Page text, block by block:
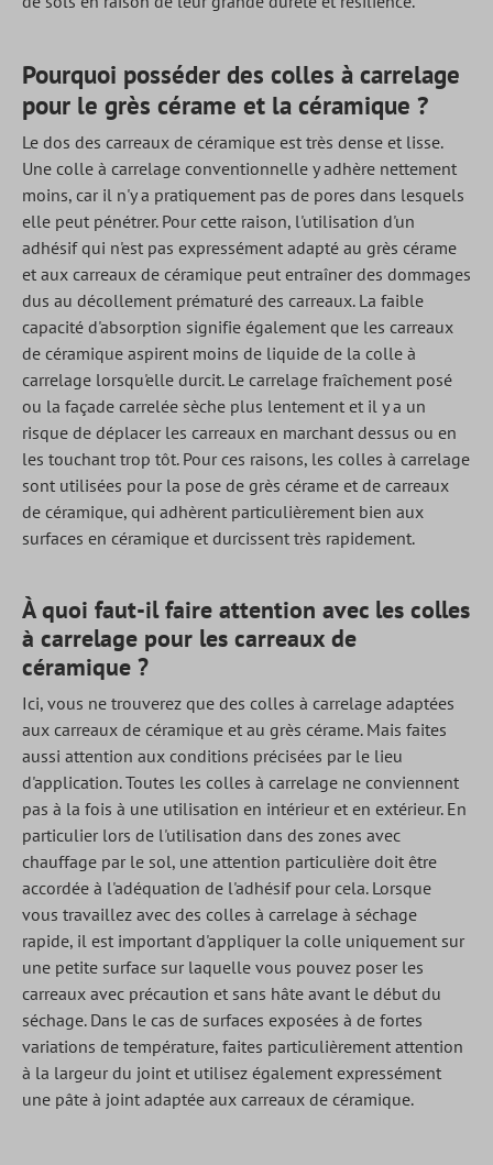
Pourquoi posséder des colles à carrelage
pour le grès cérame et la céramique ?
Le dos des carreaux de céramique est très dense et lisse.
Une colle à carrelage conventionnelle y adhère nettement
moins, car il n'y a pratiquement pas de pores dans lesquels
elle peut pénétrer. Pour cette raison, l'utilisation d'un
adhésif qui n'est pas expressément adapté au grès cérame
et aux carreaux de céramique peut entraîner des dommages
dus au décollement prématuré des carreaux. La faible
capacité d'absorption signifie également que les carreaux
de céramique aspirent moins de liquide de la colle à
carrelage lorsqu'elle durcit. Le carrelage fraîchement posé
ou la façade carrelée sèche plus lentement et il y a un
risque de déplacer les carreaux en marchant dessus ou en
les touchant trop tôt. Pour ces raisons, les colles à carrelage
sont utilisées pour la pose de grès cérame et de carreaux
de céramique, qui adhèrent particulièrement bien aux
surfaces en céramique et durcissent très rapidement.
À quoi faut-il faire attention avec les colles
à carrelage pour les carreaux de
céramique ?
Ici, vous ne trouverez que des colles à carrelage adaptées
aux carreaux de céramique et au grès cérame. Mais faites
aussi attention aux conditions précisées par le lieu
d'application. Toutes les colles à carrelage ne conviennent
pas à la fois à une utilisation en intérieur et en extérieur. En
particulier lors de l'utilisation dans des zones avec
chauffage par le sol, une attention particulière doit être
accordée à l'adéquation de l'adhésif pour cela. Lorsque
vous travaillez avec des colles à carrelage à séchage
rapide, il est important d'appliquer la colle uniquement sur
une petite surface sur laquelle vous pouvez poser les
carreaux avec précaution et sans hâte avant le début du
séchage. Dans le cas de surfaces exposées à de fortes
variations de température, faites particulièrement attention
à la largeur du joint et utilisez également expressément
une pâte à joint adaptée aux carreaux de céramique.